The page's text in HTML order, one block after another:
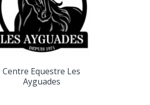
Centre Equestre Les
Ayguades